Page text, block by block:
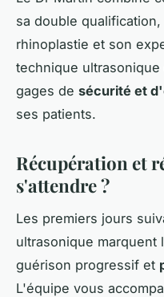
sa double
rhinoplastie et son
technique
gages de sécurité et
ses patients.
Récupération et
s'attendre ?
Les premiers jours
ultrasonique
guérison progressif et
L'équipe vous